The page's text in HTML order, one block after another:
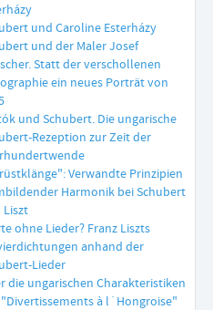
und Caroline Esterházy
und der Maler Josef
Statt der verschollenen
ein neues Porträt von
und Schubert. Die ungarische
Rezeption zur Zeit der
Verwandte Prinzipien
Harmonik bei Schubert
Liszt
ohne Lieder? Franz Liszts
anhand der
Lieder
die ungarischen Charakteristiken
à l´Hongroise"